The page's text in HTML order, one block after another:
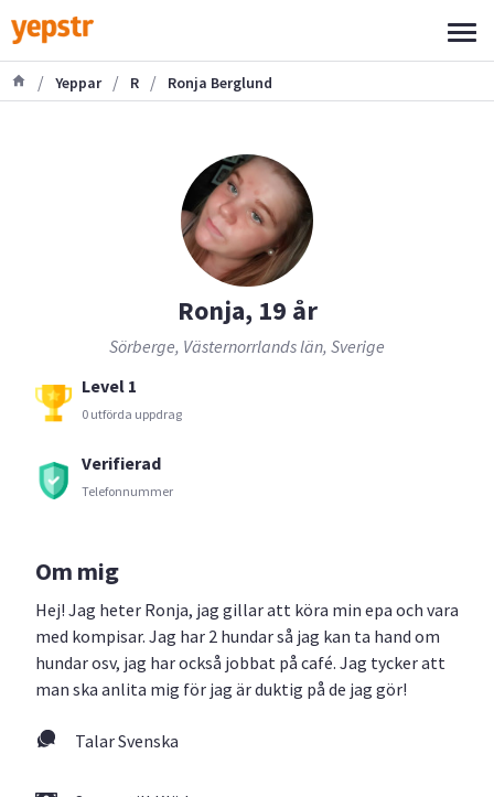
/ Yeppar / R / Ronja Berglund
Ronja, 19 år
Sörberge, Västernorrlands län, Sverige
Level 1
0 utförda uppdrag
Verifierad
Telefonnummer
Om mig
Hej! Jag heter Ronja, jag gillar att köra min epa och vara
med kompisar. Jag har 2 hundar så jag kan ta hand om
hundar osv, jag har också jobbat på café. Jag tycker att
man ska anlita mig för jag är duktig på de jag gör!
Talar Svenska